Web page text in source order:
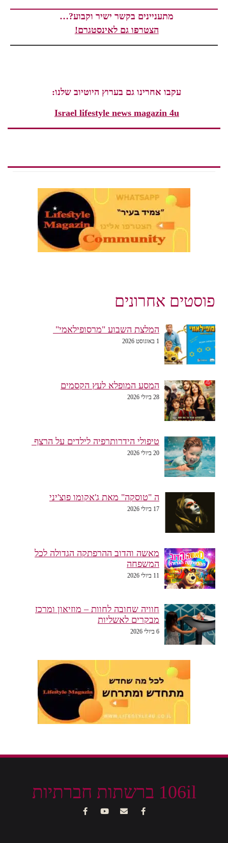
מתעניינים בקשר ישיר וקבוע?…
הצטרפו גם לאינסטגרם!
עקבו אחרינו גם בערוץ היוטיוב שלנו:
Israel lifestyle news magazin 4u
פוסטים אחרונים
המלצת השבוע "מרסופילאמי"
1 באוגוסט 2026
המסע המופלא לעץ הקסמים
28 ביולי 2026
טיפולי הידרותרפיה לילדים על הרצף
20 ביולי 2026
ה "טוסקה" מאת ג'אקומו פוצ'יני
17 ביולי 2026
מאשה והדוב ההרפתקה הגדולה לכל
המשפחה
11 ביולי 2026
חוויה שחובה לחוות – מוזיאון ומרכז
מבקרים לאשליות
6 ביולי 2026
106il ברשתות חברתיות